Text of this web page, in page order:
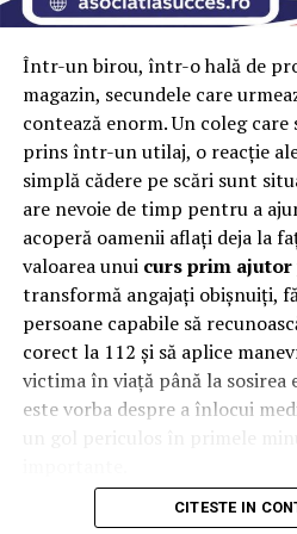
Configurația tip NEST este
sau unde este nevoie de un
compartimente într-o încăpere
Prin organizarea verticală,
de propriul spațiu delimitat,
celorlalți.
În plus, compartimentele
sisteme de închidere
protejarea bunurilor personale
nivel ridicat de organizare.
Această structură transformă
practică pentru spațiile în
Mai mult spațiu
Într-un birou, într-o hală de
magazin, secundele care
contează enorm. Un coleg care
prins într-un utilaj, o reacție
simplă cădere pe scări sunt
are nevoie de timp pentru a
acoperă oamenii aflați deja la
valoarea unui curs prim
transformă angajați obișnuiți,
persoane capabile să
corect la 112 și să aplice
victima în viață până la sosirea
este vorba despre a înlocui
CITESTE IN